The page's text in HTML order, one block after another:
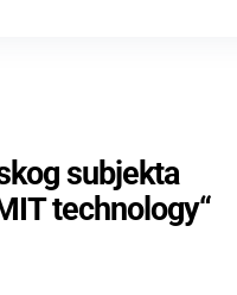
subjekta
technology“